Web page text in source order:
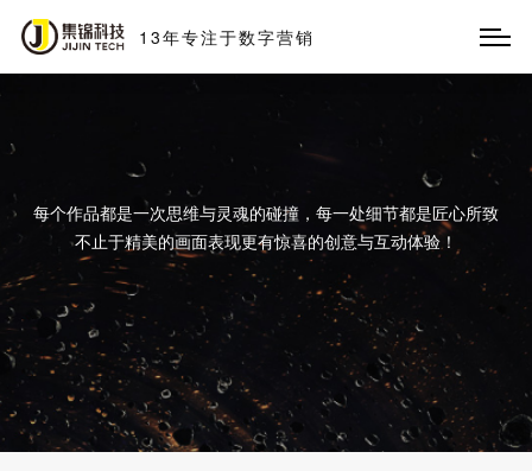
13年专注于数字营销
每个作品都是一次思维与灵魂的碰撞，每一处细节都是匠心所致
不止于精美的画面表现更有惊喜的创意与互动体验！